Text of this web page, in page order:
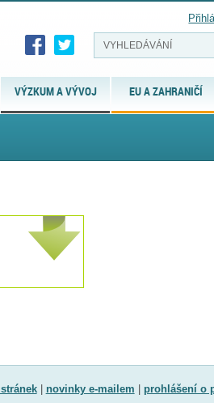
VÝZKUM A VÝVOJ EU A ZAHRANIČÍ
| novinky e-mailem prohlášení o